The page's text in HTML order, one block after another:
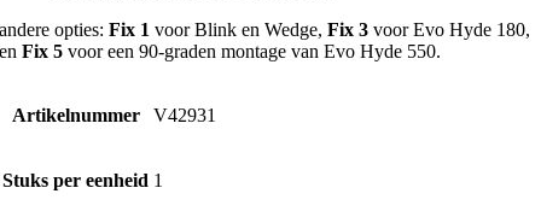
andere opties:Fix 1 voor Blink en Wedge,Fix 3 voor Evo Hyde 180,
enFix 5 voor een 90-graden montage van Evo Hyde 550.
Artikelnummer V42931
Stuks per eenheid 1